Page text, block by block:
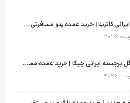
پتو گل برجسته ایرانی کاترینا | خرید عمده پتو مسافرتی با قیمت تولیدی
قیمت پتوهای گل برجسته ایرانی چیکا | خرید عمده مستقیم با سود بالا